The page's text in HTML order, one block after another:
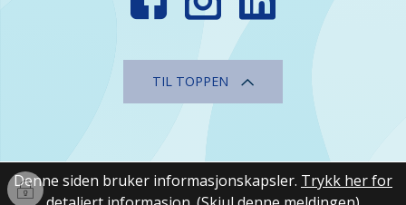
TIL TOPPEN
Innlogging
Denne siden bruker informasjonskapsler. Trykk her for